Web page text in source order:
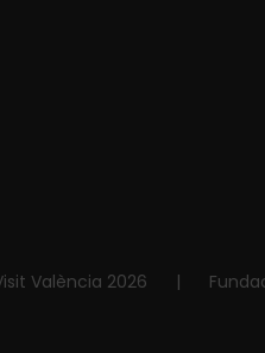
València 2026 |